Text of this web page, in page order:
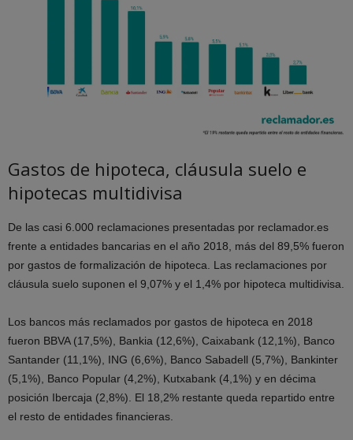
Gastos de hipoteca, cláusula suelo e
hipotecas multidivisa
De las casi 6.000 reclamaciones presentadas por reclamador.es
frente a entidades bancarias en el año 2018, más del 89,5% fueron
por gastos de formalización de hipoteca. Las reclamaciones por
cláusula suelo suponen el 9,07% y el 1,4% por hipoteca multidivisa.
Los bancos más reclamados por gastos de hipoteca en 2018
fueron BBVA (17,5%), Bankia (12,6%), Caixabank (12,1%), Banco
Santander (11,1%), ING (6,6%), Banco Sabadell (5,7%), Bankinter
(5,1%), Banco Popular (4,2%), Kutxabank (4,1%) y en décima
posición Ibercaja (2,8%). El 18,2% restante queda repartido entre
el resto de entidades financieras.